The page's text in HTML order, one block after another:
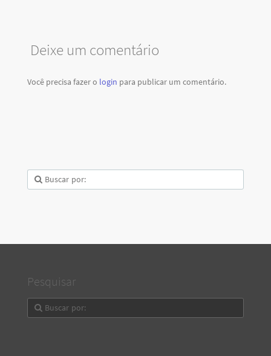
Deixe um comentário
Você precisa fazer o login para publicar um comentário.
Pesquisar